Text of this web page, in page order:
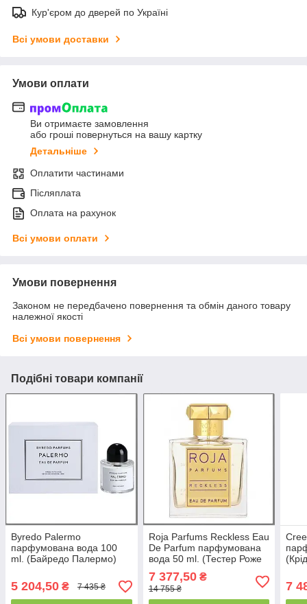
Кур'єром до дверей по Україні
Всі умови доставки
Умови оплати
Ви отримаєте замовлення
або гроші повернуться на вашу картку
Детальніше
Оплатити частинами
Післяплата
Оплата на рахунок
Всі умови оплати
Умови повернення
Законом не передбачено повернення та обмін даного товару
належної якості
Всі умови повернення
Подібні товари компанії
Byredo Palermo
парфумована вода 100
ml. (Байредо Палермо)
5 204,50 ₴ 7 435 ₴
Roja Parfums Reckless Eau
De Parfum парфумована
вода 50 ml. (Тестер Роже
Парфум Реклес)
7 377,50₴
14 755 ₴ 7